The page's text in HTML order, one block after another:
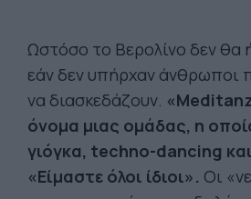
Ωστόσο το Βερολίνο δεν θα
εάν δεν υπήρχαν άνθρωποι
να διασκεδάζουν.
όνομα μιας ομάδας, η
γιόγκα, techno-dancing
«Είμαστε όλοι ίδιοι». Οι